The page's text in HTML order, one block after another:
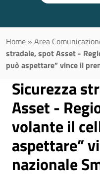
da
cercare
Home » Area
stradale, spot Asset -
può aspettare” vince il
Sicurezza
Asset -
volante il
aspettare”
nazionale